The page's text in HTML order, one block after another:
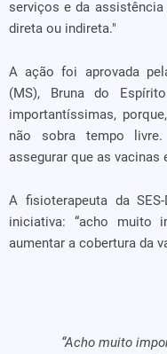
serviços e da
direta ou indireta."
A ação foi aprovada
(MS), Bruna do
importantíssimas,
não sobra tempo
assegurar que as vacinas
A fisioterapeuta da
iniciativa: “acho muito
aumentar a cobertura da
“Acho muito